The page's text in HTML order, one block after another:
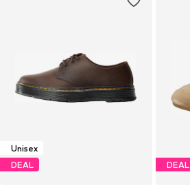
Unisex
DEAL
DEAL